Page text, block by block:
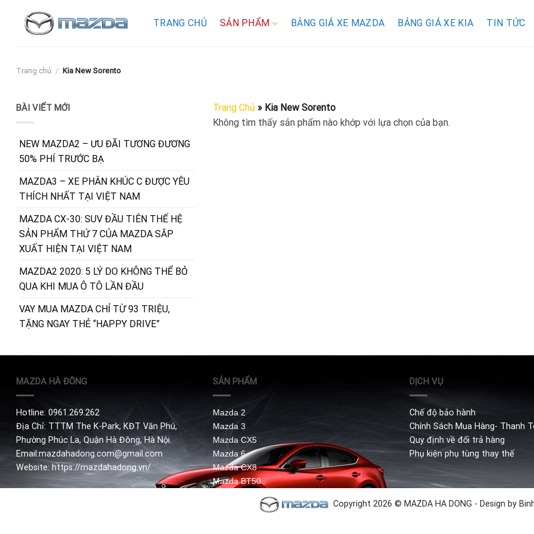
content
TRANG CHỦ SẢN PHẨM BẢNG GIÁ XE MAZDA BẢNG GIÁ XE KIA TIN TỨC
Trang chủ / Kia New Sorento
BÀI VIẾT MỚI
NEW MAZDA2 – ƯU ĐÃI TƯƠNG ĐƯƠNG
50% PHÍ TRƯỚC BẠ
MAZDA3 – XE PHÂN KHÚC C ĐƯỢC YÊU
THÍCH NHẤT TẠI VIỆT NAM
MAZDA CX-30: SUV ĐẦU TIÊN THẾ HỆ
SẢN PHẨM THỨ 7 CỦA MAZDA SẮP
XUẤT HIỆN TẠI VIỆT NAM
MAZDA2 2020: 5 LÝ DO KHÔNG THỂ BỎ
QUA KHI MUA Ô TÔ LẦN ĐẦU
VAY MUA MAZDA CHỈ TỪ 93 TRIỆU,
TẶNG NGAY THẺ “HAPPY DRIVE”
Trang Chủ » Kia New Sorento
Không tìm thấy sản phẩm nào khớp với lựa chọn của bạn.
MAZDA HÀ ĐÔNG
Hotline: 0961.269.262
Địa Chỉ: TTTM The K-Park, KĐT Văn Phú,
Phường Phúc La, Quận Hà Đông, Hà Nội.
Email:mazdahadong.com@gmail.com
Website: https://mazdahadong.vn/
SẢN PHẨM
Mazda 2
Mazda 3
Mazda CX5
Mazda 6
Mazda CX8
Mazda BT50
DỊCH VỤ
Chế độ bảo hành
Chính Sách Mua Hàng- Thanh
Quy định về đổi trả hàng
Phụ kiện phụ tùng thay thế
Copyright 2026 © MAZDA HA DONG - Design by